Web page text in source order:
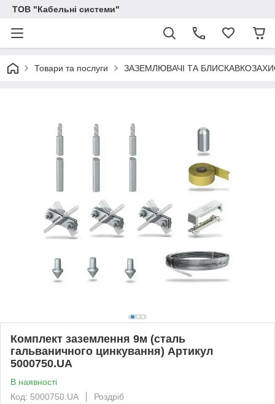
ТОВ "Кабельні системи"
Товари та послуги ЗАЗЕМЛЮВАЧІ ТА
Комплект заземлення 9м (сталь
гальваничного цинкування) Артикул
5000750.UA
В наявності
Код: 5000750.UA
Роздріб